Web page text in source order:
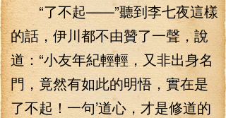
“了不起——”聽到李七夜這樣
的話，伊川都不由贊了一聲，說
道：“小友年紀輕輕，又非出身名
門，竟然有如此的明悟，實在是
了不起！一句’道心，才是修道的